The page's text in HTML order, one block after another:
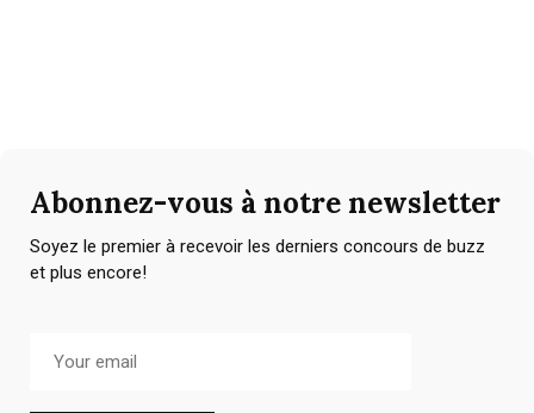
Abonnez-vous à notre newsletter
Soyez le premier à recevoir les derniers concours de buzz
et plus encore!